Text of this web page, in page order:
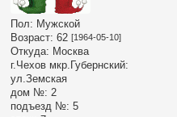
Пол: Мужской
Возраст: 62 [1964-05-10]
Откуда: Москва
г.Чехов мкр.Губернский:
ул.Земская
дом №: 2
подъезд №: 5